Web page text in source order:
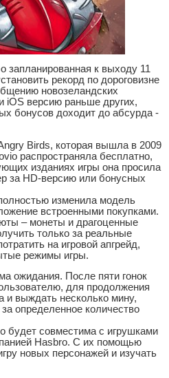
запланированная к выходу 11
рекорд по дороговизне
новозеландских
iOS версию раньше других,
бонусов доходит до абсурда -
Birds, которая вышла в 2009
распространяла бесплатно,
изданиях игры она просила
за HD-версию или бонусных
изменила модель
встроенными покупками.
– монеты и драгоценные
только за реальные
на игровой апгрейд,
режимы игры.
ожидания. После пяти гонок
для продолжения
и выждать несколько мину,
определенное количество
будет совместима с игрушками
Hasbro. С их помощью
новых персонажей и изучать